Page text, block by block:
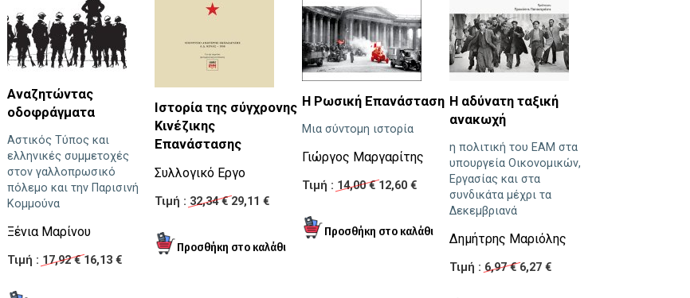
Αναζητώντας
οδοφράγματα
Αστικός Τύπος και
ελληνικές συμμετοχές
στον γαλλοπρωσικό
πόλεμο και την Παρισινή
Κομμούνα
Ξένια Μαρίνου
Τιμή : 17,92 €16,13 €
Ιστορία της σύγχρονης
Κινέζικης
Επανάστασης
Συλλογικό Εργο
Τιμή : 32,34 €29,11 €
Η Ρωσική Επανάσταση
Μια σύντομη ιστορία
Γιώργος Μαργαρίτης
Τιμή : 14,00 €12,60 €
Η αδύνατη ταξική
ανακωχή
η πολιτική του ΕΑΜ στα
υπουργεία Οικονομικών,
Εργασίας και στα
συνδικάτα μέχρι τα
Δεκεμβριανά
Δημήτρης Μαριόλης
Τιμή : 6,97 €6,27 €